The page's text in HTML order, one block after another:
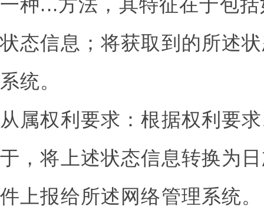
一种...方法，其特征在于包
状态信息；将获取到的所述
系统。
从属权利要求：根据权利要
于，将上述状态信息转换为
件上报给所述网络管理系统。